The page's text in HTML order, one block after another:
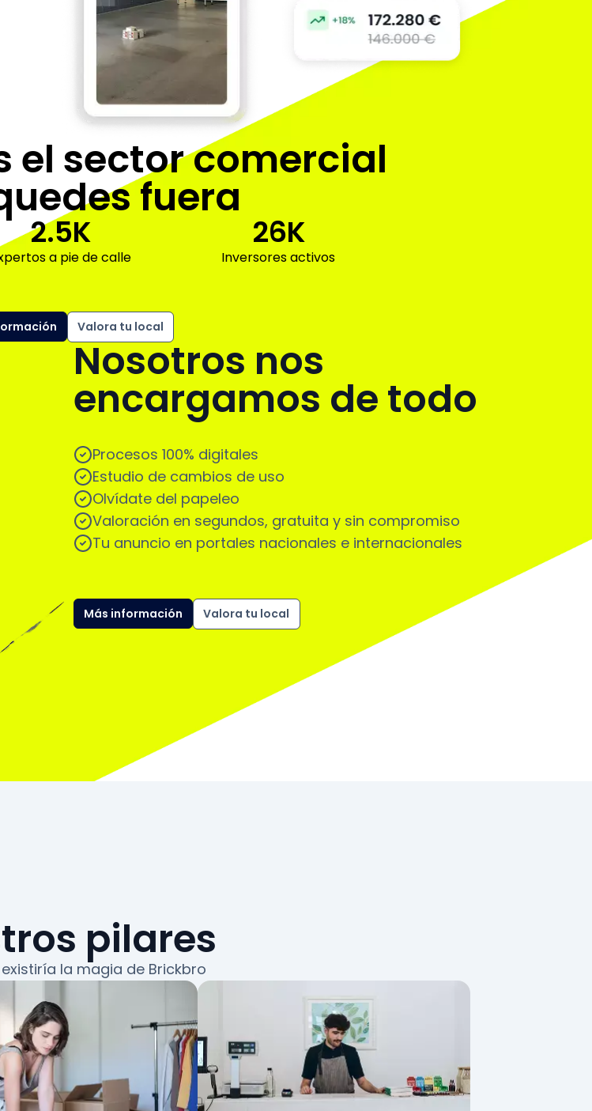
el sector comercial
fuera
2.5K
a pie de calle
26K
Inversores activos
Valora tu local
Nosotros nos
encargamos de todo
Procesos 100% digitales
Estudio de cambios de uso
Olvídate del papeleo
Valoración en segundos, gratuita y sin compromiso
Tu anuncio en portales nacionales e internacionales
Más información Valora tu local
pilares
la magia de Brickbro